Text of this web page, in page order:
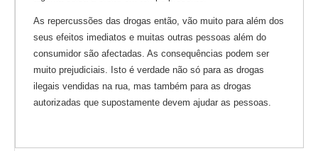
As repercussões das drogas então, vão muito para além dos
seus efeitos imediatos e muitas outras pessoas além do
consumidor são afectadas. As consequências podem ser
muito prejudiciais. Isto é verdade não só para as drogas
ilegais vendidas na rua, mas também para as drogas
autorizadas que supostamente devem ajudar as pessoas.